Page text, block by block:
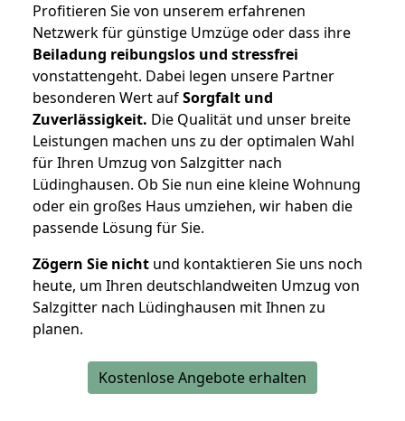
Profitieren Sie von unserem erfahrenen
Netzwerk für günstige Umzüge oder dass ihre
Beiladung reibungslos und stressfrei
vonstattengeht. Dabei legen unsere Partner
besonderen Wert aufSorgfalt und
Zuverlässigkeit. Die Qualität und unser breite
Leistungen machen uns zu der optimalen Wahl
für Ihren Umzug von Salzgitter nach
Lüdinghausen. Ob Sie nun eine kleine Wohnung
oder ein großes Haus umziehen, wir haben die
passende Lösung für Sie.
Zögern Sie nicht und kontaktieren Sie uns noch
heute, um Ihren deutschlandweiten Umzug von
Salzgitter nach Lüdinghausen mit Ihnen zu
planen.
Kostenlose Angebote erhalten